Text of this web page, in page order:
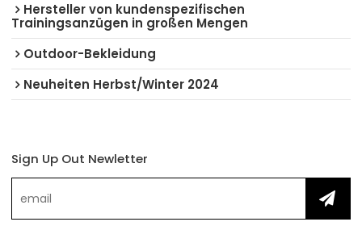
Hersteller von kundenspezifischen
Trainingsanzügen in großen Mengen
Outdoor-Bekleidung
Neuheiten Herbst/Winter 2024
Sign Up Out Newletter